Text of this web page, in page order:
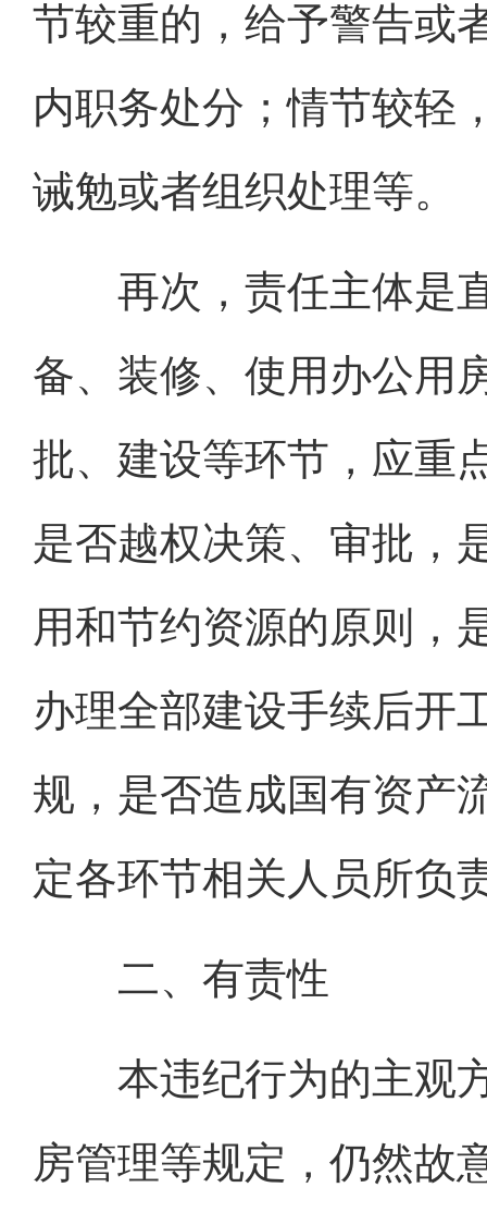
节较重的，给予警告或
内职务处分；情节较轻
诫勉或者组织处理等。
再次，责任主体是直
备、装修、使用办公用
批、建设等环节，应重
是否越权决策、审批，
用和节约资源的原则，
办理全部建设手续后开
规，是否造成国有资产
定各环节相关人员所负
二、有责性
本违纪行为的主观方
房管理等规定，仍然故